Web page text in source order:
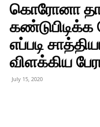
கொரோனா
எப்படி
விளக்கிய
July 15, 2020